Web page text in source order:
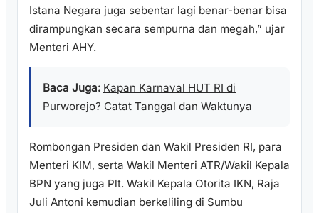
Istana Negara juga sebentar lagi benar-benar bisa
dirampungkan secara sempurna dan megah,” ujar
Menteri AHY.
Baca Juga: Kapan Karnaval HUT RI di
Purworejo? Catat Tanggal dan Waktunya
Rombongan Presiden dan Wakil Presiden RI, para
Menteri KIM, serta Wakil Menteri ATR/Wakil Kepala
BPN yang juga Plt. Wakil Kepala Otorita IKN, Raja
Juli Antoni kemudian berkeliling di Sumbu